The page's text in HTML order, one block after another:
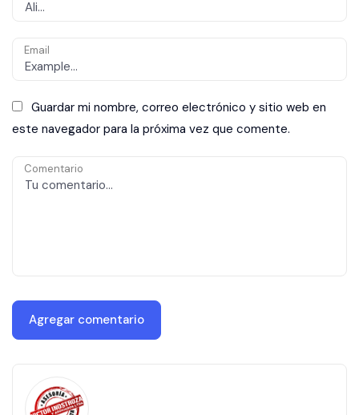
Email
Guardar mi nombre, correo electrónico y sitio web en
este navegador para la próxima vez que comente.
Comentario